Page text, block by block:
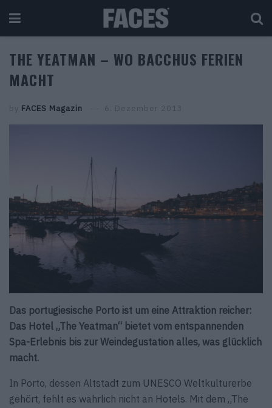
THE YEATMAN – WO BACCHUS FERIEN
MACHT
by FACES Magazin 6. Dezember 2013
Das portugiesische Porto ist um eine Attraktion reicher:
Das Hotel „The Yeatman“ bietet vom entspannenden
Spa-Erlebnis bis zur Weindegustation alles, was glücklich
macht.
In Porto, dessen Altstadt zum UNESCO Weltkulturerbe
gehört, fehlt es wahrlich nicht an Hotels. Mit dem „The